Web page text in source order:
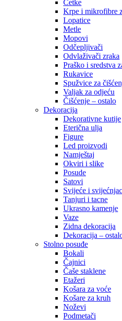
Četke
Krpe i mikrofibre
Lopatice
Metle
Mopovi
Odčepljivači
Odvlaživači zraka
Praško i sredstva
Rukavice
Spužvice za
Valjak za odjeću
Čišćenje – ostalo
Dekoracija
Dekorativne kutije
Eterična ulja
Figure
Led proizvodi
Namještaj
Okviri i slike
Posude
Satovi
Svijeće i
Tanjuri i tacne
Ukrasno kamenje
Vaze
Zidna dekoracija
Dekoracija –
Stolno posuđe
Bokali
Čajnici
Čaše staklene
Etažeri
Košara za voće
Košare za kruh
Noževi
Podmetači